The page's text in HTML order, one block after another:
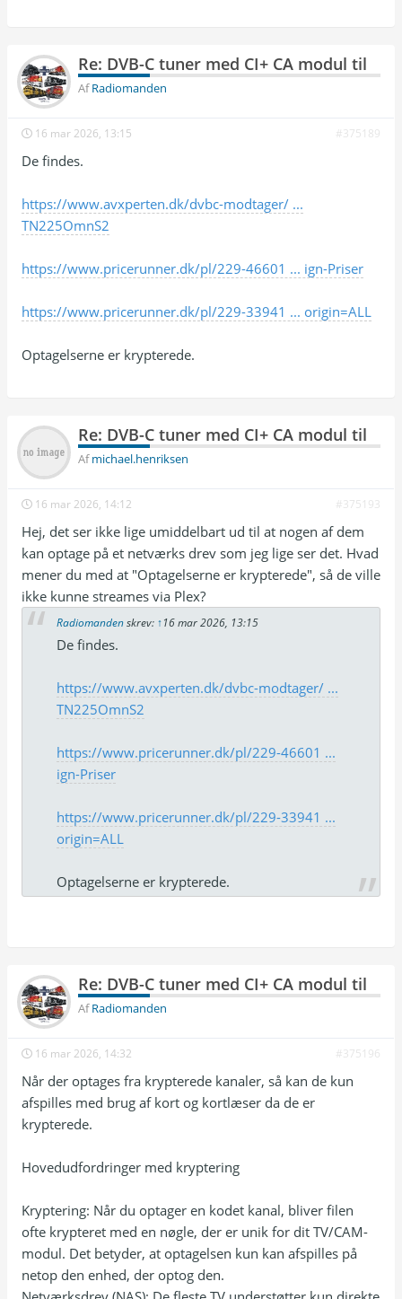
Re: DVB-C tuner med CI+ CA modul til
AfRadiomanden
16 mar 2026, 13:15 #375189
De findes.
https://www.avxperten.dk/dvbc-modtager/ ...
TN225OmnS2
https://www.pricerunner.dk/pl/229-46601 ... ign-Priser
https://www.pricerunner.dk/pl/229-33941 ... origin=ALL
Optagelserne er krypterede.
Re: DVB-C tuner med CI+ CA modul til
Afmichael.henriksen
16 mar 2026, 14:12 #375193
Hej, det ser ikke lige umiddelbart ud til at nogen af dem
kan optage på et netværks drev som jeg lige ser det. Hvad
mener du med at "Optagelserne er krypterede", så de ville
ikke kunne streames via Plex?
Radiomandenskrev: ↑16 mar 2026, 13:15
De findes.
https://www.avxperten.dk/dvbc-modtager/ ...
TN225OmnS2
https://www.pricerunner.dk/pl/229-46601 ...
ign-Priser
https://www.pricerunner.dk/pl/229-33941 ...
origin=ALL
Optagelserne er krypterede.
Re: DVB-C tuner med CI+ CA modul til
AfRadiomanden
16 mar 2026, 14:32 #375196
Når der optages fra krypterede kanaler, så kan de kun
afspilles med brug af kort og kortlæser da de er
krypterede.
Hovedudfordringer med kryptering
Kryptering: Når du optager en kodet kanal, bliver filen
ofte krypteret med en nøgle, der er unik for dit TV/CAM-
modul. Det betyder, at optagelsen kun kan afspilles på
netop den enhed, der optog den.